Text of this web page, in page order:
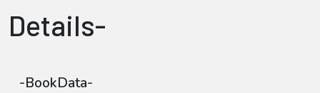
Details-
-BookData-